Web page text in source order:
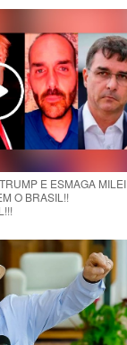
E ESMAGA MILEI
O BRASIL!!